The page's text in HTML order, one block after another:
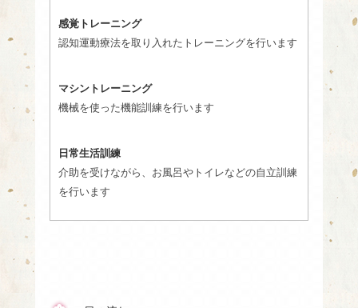
感覚トレーニング
認知運動療法を取り入れたトレーニングを行います
マシントレーニング
機械を使った機能訓練を行います
日常生活訓練
介助を受けながら、お風呂やトイレなどの自立訓練
を行います